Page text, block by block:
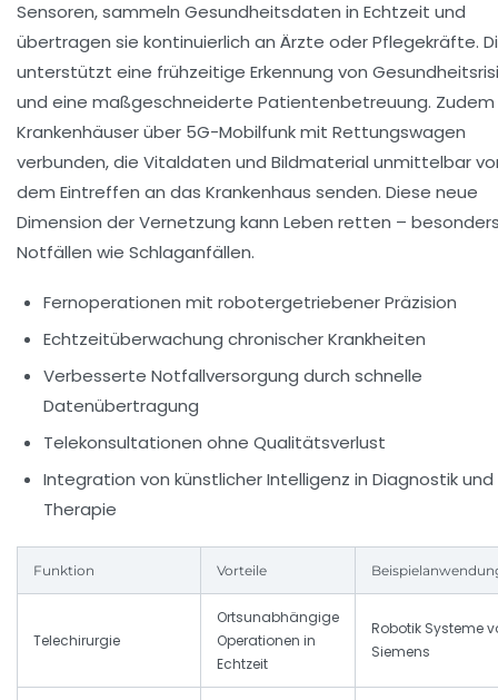
Sensoren, sammeln Gesundheitsdaten in Echtzeit und
übertragen sie kontinuierlich an Ärzte oder Pflegekräfte.
unterstützt eine frühzeitige Erkennung von
und eine maßgeschneiderte Patientenbetreuung. Zudem
Krankenhäuser über 5G-Mobilfunk mit Rettungswagen
verbunden, die Vitaldaten und Bildmaterial unmittelbar
dem Eintreffen an das Krankenhaus senden. Diese neue
Dimension der Vernetzung kann Leben retten –
Notfällen wie Schlaganfällen.
Fernoperationen mit robotergetriebener Präzision
Echtzeitüberwachung chronischer Krankheiten
Verbesserte Notfallversorgung durch schnelle
Datenübertragung
Telekonsultationen ohne Qualitätsverlust
Integration von künstlicher Intelligenz in Diagnostik und
Therapie
Funktion Vorteile
Telechirurgie
Ortsunabhängige
Operationen in
Echtzeit
Robotik Systeme
Siemens